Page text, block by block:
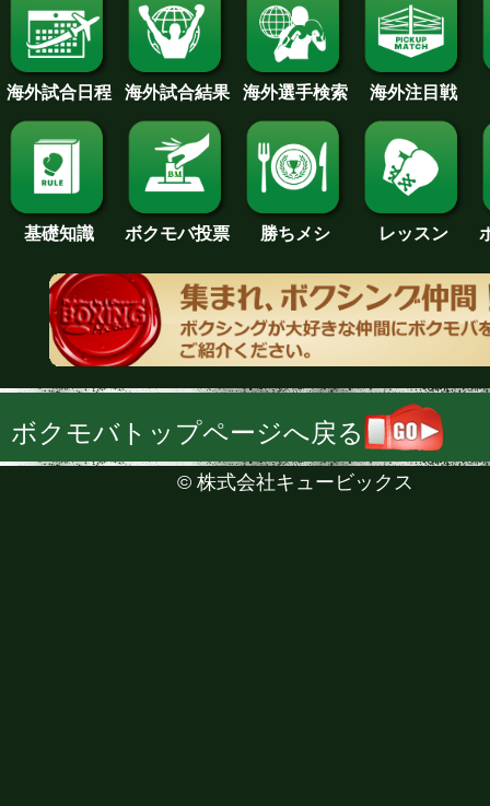
海外試合日程 海外試合結果 海外選手検索 海外注目戦
基礎知識 ボクモバ投票 勝ちメシ レッスン
ボクモバトップページへ戻る
© 株式会社キュービックス